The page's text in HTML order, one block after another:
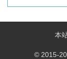
本
© 2015-